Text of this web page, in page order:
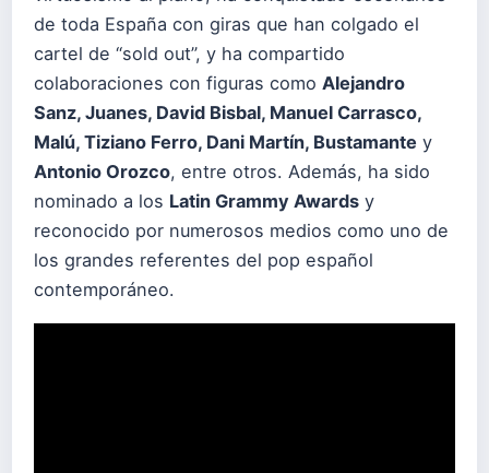
de toda España con giras que han colgado el
cartel de “sold out”, y ha compartido
colaboraciones con figuras como Alejandro
Sanz, Juanes, David Bisbal, Manuel Carrasco,
Malú, Tiziano Ferro, Dani Martín, Bustamante y
Antonio Orozco, entre otros. Además, ha sido
nominado a los Latin Grammy Awards y
reconocido por numerosos medios como uno de
los grandes referentes del pop español
contemporáneo.